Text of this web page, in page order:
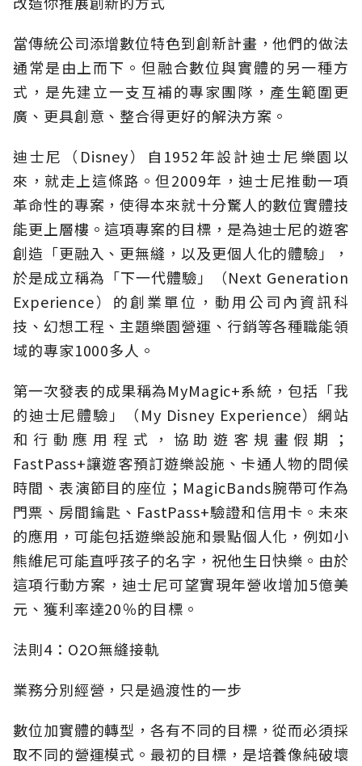
當傳統公司添增數位特色到創新計畫，他們的做法
通常是由上而下。但融合數位與實體的另一種方
式，是先建立一支互補的專家團隊，產生範圍更
廣、更具創意、整合得更好的解決方案。
迪士尼（Disney）自1952年設計迪士尼樂園以
來，就走上這條路。但2009年，迪士尼推動一項
革命性的專案，使得本來就十分驚人的數位實體技
能更上層樓。這項專案的目標，是為迪士尼的遊客
創造「更融入、更無縫，以及更個人化的體驗」，
於是成立稱為「下一代體驗」（Next Generation
Experience）的創業單位，動用公司內資訊科
技、幻想工程、主題樂園營運、行銷等各種職能領
域的專家1000多人。
第一次發表的成果稱為MyMagic+系統，包括「我
的迪士尼體驗」（My Disney Experience）網站
和行動應用程式，協助遊客規畫假期；
FastPass+讓遊客預訂遊樂設施、卡通人物的問候
時間、表演節目的座位；MagicBands腕帶可作為
門票、房間鑰匙、FastPass+驗證和信用卡。未來
的應用，可能包括遊樂設施和景點個人化，例如小
熊維尼可能直呼孩子的名字，祝他生日快樂。由於
這項行動方案，迪士尼可望實現年營收增加5億美
元、獲利率達20％的目標。
法則4：O2O無縫接軌
業務分別經營，只是過渡性的一步
數位加實體的轉型，各有不同的目標，從而必須採
取不同的營運模式。最初的目標，是培養像純破壞